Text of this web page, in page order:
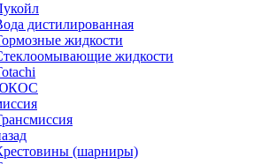
дистилированная
жидкости
жидкости
(шарниры)